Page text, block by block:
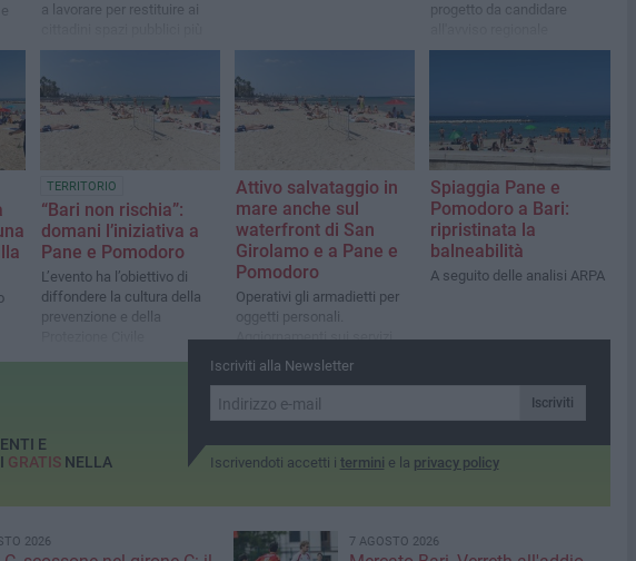
a lavorare per restituire ai
decorosi, vivibili e a misura
progetto da candidare
TERRITORIO
“Bari non rischia”:
domani l’iniziativa a
Pane e Pomodoro
L’evento ha l’obiettivo di
diffondere la cultura della
prevenzione e della
Attivo salvataggio in
mare anche sul
waterfront di San
Girolamo e a Pane e
Pomodoro
Operativi gli armadietti per
oggetti personali.
Aggiornamenti sui servizi
sulle spiagge
Spiaggia Pane e
Pomodoro a Bari:
ripristinata la
balneabilità
A seguito delle analisi ARPA
Iscriviti alla Newsletter
Iscriviti
Iscrivendoti accetti i termini e la privacy policy
E
GRATISNELLA
2026 7 AGOSTO 2026